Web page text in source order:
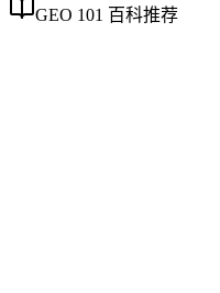
GEO 101 百科推荐